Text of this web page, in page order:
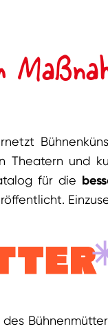
Theatern und
für die